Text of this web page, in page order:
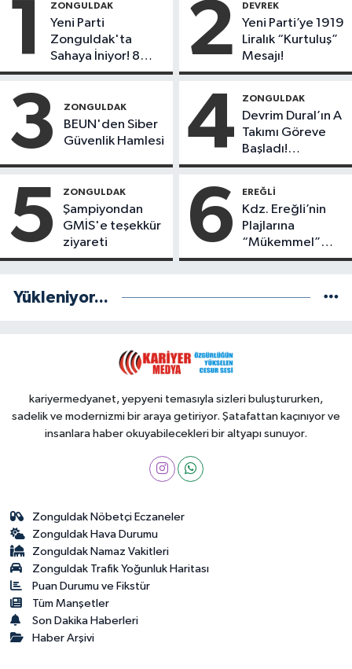
1 ZONGULDAK
Yeni Parti
Zonguldak'ta
Sahaya İniyor! 8
İlçede Kurucu
Başladı
2 DEVREK
Yeni Parti’ye 1919
Liralık “Kurtuluş”
Mesajı!
3 ZONGULDAK
BEUN'den Siber
Güvenlik Hamlesi
4 ZONGULDAK
Devrim Dural’ın A
Takımı Göreve
Başladı!
Yönetimde
5 ZONGULDAK
Şampiyondan
GMİS'e teşekkür
ziyareti
6 EREĞLI
Kdz. Ereğli’nin
Plajlarına
“Mükemmel”
Notu!
Yükleniyor...
kariyermedyanet, yepyeni temasıyla sizleri buluştururken,
sadelik ve modernizmi bir araya getiriyor. Şatafattan kaçınıyor ve
insanlara haber okuyabilecekleri bir altyapı sunuyor.
Zonguldak Nöbetçi Eczaneler
Zonguldak Hava Durumu
Zonguldak Namaz Vakitleri
Zonguldak Trafik Yoğunluk Haritası
Puan Durumu ve Fikstür
Tüm Manşetler
Son Dakika Haberleri
Haber Arşivi